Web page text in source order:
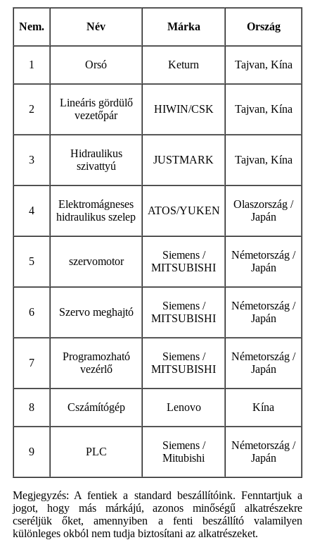
Nem. Név Márka Ország
1 Orsó Keturn Tajvan, Kína
2
Lineáris gördülő
vezetőpár
HIWIN/CSK Tajvan, Kína
3
Hidraulikus
szivattyú
JUSTMARK Tajvan, Kína
4
Elektromágneses
hidraulikus szelep
ATOS/YUKEN
Olaszország /
Japán
5 szervomotor
Siemens /
MITSUBISHI
Németország /
Japán
6 Szervo meghajtó
Siemens /
MITSUBISHI
Németország /
Japán
7
Programozható
vezérlő
Siemens /
MITSUBISHI
Németország /
Japán
8 Cszámítógép Lenovo Kína
9 PLC
Siemens /
Mitubishi
Németország /
Japán
Megjegyzés: A fentiek a standard beszállítóink. Fenntartjuk a
jogot, hogy más márkájú, azonos minőségű alkatrészekre
cseréljük őket, amennyiben a fenti beszállító valamilyen
különleges okból nem tudja biztosítani az alkatrészeket.